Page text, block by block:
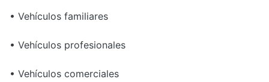
• Vehículos familiares
• Vehículos profesionales
• Vehículos comerciales